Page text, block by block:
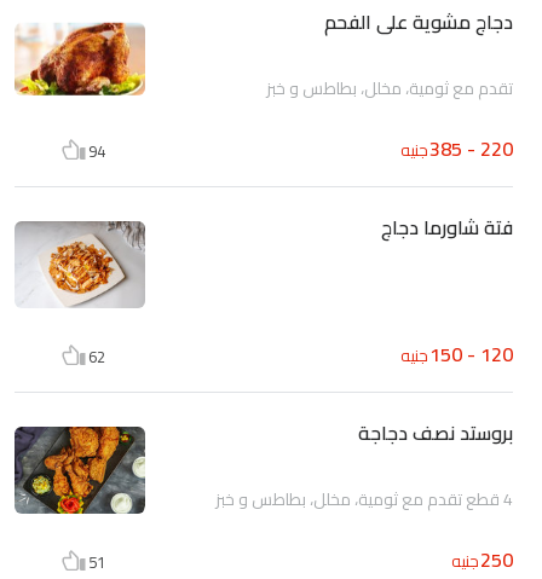
دجاج مشوية على الفحم
تقدم مع ثومية، مخلل، بطاطس و خبز
220 - 385 جنيه 94
فتة شاورما دجاج
120 - 150 جنيه 62
بروستد نصف دجاجة
4 قطع تقدم مع ثومية، مخلل، بطاطس و خبز
250جنيه 51